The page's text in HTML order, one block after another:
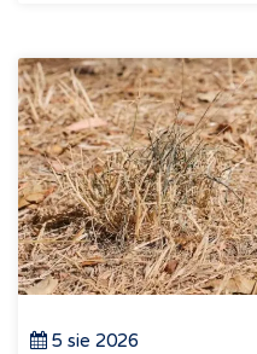
5 sie 2026